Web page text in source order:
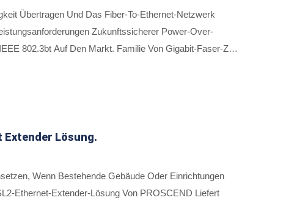
Übertragen Und Das Fiber-To-Ethernet-Netzwerk
Zukunftssicherer Power-Over-
802.3bt Auf Den Markt. Familie Von Gigabit-Faser-Zu-
1000 Base-TX IEEE 802.3bt PoE, 202MP, Die Bis Zu
Extender Lösung.
Wenn Bestehende Gebäude Oder Einrichtungen
Ethernet-Extender-Lösung Von PROSCEND Liefert